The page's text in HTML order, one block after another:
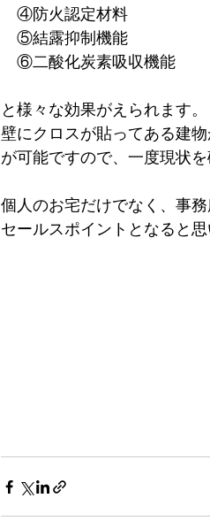
④防火認定材料
⑤結露抑制機能
⑥二酸化炭素吸収機能
と様々な効果がえられます。
壁にクロスが貼ってある建
が可能ですので、一度現状
個人のお宅だけでなく、事
セールスポイントとなると